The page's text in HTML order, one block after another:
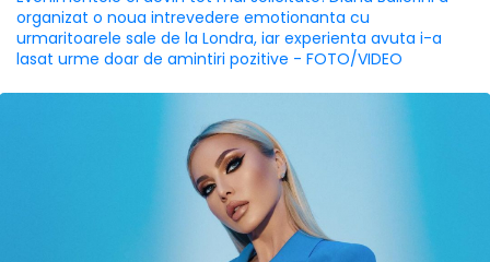
organizat o noua intrevedere emotionanta cu
urmaritoarele sale de la Londra, iar experienta avuta i-a
lasat urme doar de amintiri pozitive - FOTO/VIDEO